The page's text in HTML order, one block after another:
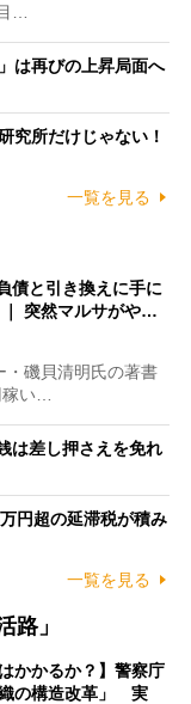
…
は再びの上昇局面へ
究所だけじゃない！
一覧を見る
債と引き換えに手に
｜ 突然マルサがや…
磯貝清明氏の著書
い…
は差し押さえを免れ
円超の延滞税が積み
一覧を見る
路」
かかるか？】警察庁
の構造改革」 実